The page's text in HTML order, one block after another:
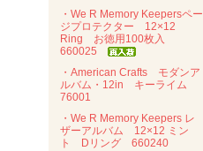
・We R Memory Keepersペー
ジプロテクター 12×12
Ring お徳用100枚入
660025
・American Crafts モダンア
ルバム・12in キーライム
76001
・We R Memory Keepers レ
ザーアルバム 12×12 ミン
ト Dリング 660240